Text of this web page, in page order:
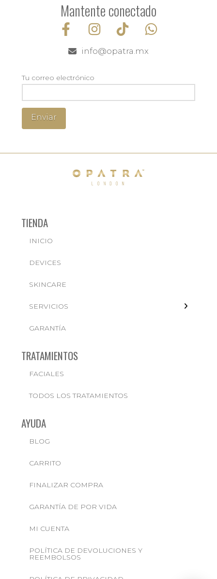
Mantente conectado
info@opatra.mx
Tu correo electrónico
TIENDA
INICIO
DEVICES
SKINCARE
SERVICIOS
← BACK
FACIALES
GARANTÍA
TRATAMIENTOS
FACIALES
TODOS LOS TRATAMIENTOS
AYUDA
BLOG
CARRITO
FINALIZAR COMPRA
GARANTÍA DE POR VIDA
MI CUENTA
POLÍTICA DE DEVOLUCIONES Y
REEMBOLSOS